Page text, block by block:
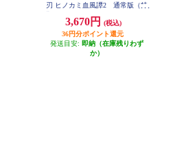
刃 ヒノカミ血風譚2 通常版（特
ース[4種セット]付き）
3,670円
(税込)
36円分ポイント還元
発送目安: 即納（在庫残りわず
か）